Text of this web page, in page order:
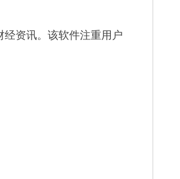
资讯。该软件注重用户